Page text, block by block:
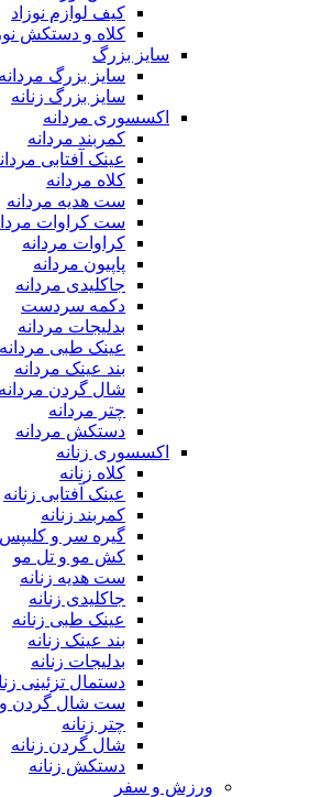
کیف لوازم نوزاد
کلاه و دستکش
سایز بزرگ
سایز بزرگ مردانه
سایز بزرگ زنانه
اکسسوری مردانه
کمربند مردانه
عینک آفتابی
کلاه مردانه
ست هدیه مردانه
ست کراوات
کراوات مردانه
پاپیون مردانه
جاکلیدی مردانه
دکمه سردست
بدلیجات مردانه
عینک طبی مردانه
بند عینک مردانه
شال گردن مردانه
چتر مردانه
دستکش مردانه
اکسسوری زنانه
کلاه زنانه
عینک آفتابی زنانه
کمربند زنانه
گیره سر و
کش مو و تل مو
ست هدیه زنانه
جاکلیدی زنانه
عینک طبی زنانه
بند عینک زنانه
بدلیجات زنانه
دستمال تزئینی
ست شال گردن و
چتر زنانه
شال گردن زنانه
دستکش زنانه
ورزش و سفر